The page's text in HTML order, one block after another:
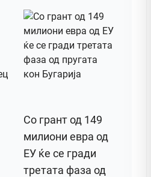
Со грант од 149
милиони евра од
ЕУ ќе се гради
третата фаза од